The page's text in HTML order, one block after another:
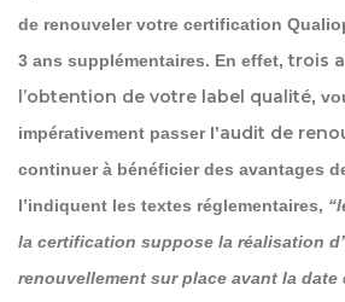
de renouveler votre certification
3 ans supplémentaires. En effet,trois
l’obtention de votre label qualité,
impérativement passer l’audit de
continuer à bénéficier des avantages
l’indiquent les textes réglementaires,
la certification suppose la réalisation
renouvellement sur place avant la date